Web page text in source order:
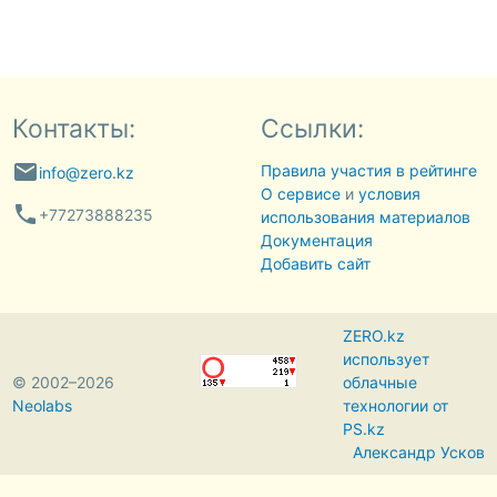
Контакты:
emailinfo@zero.kz
phone +77273888235
Ссылки:
Правила участия в рейтинге
О сервисеи условия
использования материалов
Документация
Добавить сайт
© 2002–2026
Neolabs
ZERO.kz
использует
облачные
технологии от
PS.kz
Александр Усков